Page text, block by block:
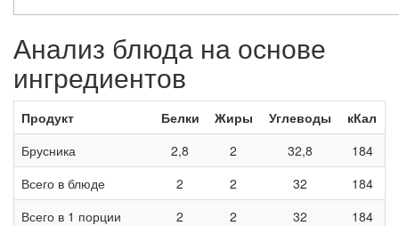
Анализ блюда на основе
ингредиентов
Продукт Белки Жиры Углеводы
кКал
Брусника
2,8 2 32,8
184
Всего в блюде
2 2 32
184
Всего в 1 порции
2 2 32
184